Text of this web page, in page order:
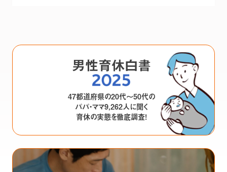
男性育休白書
47都道府県の20代～50代の
パパ・ママ9,262人に聞く
育休の実態を徹底調査！